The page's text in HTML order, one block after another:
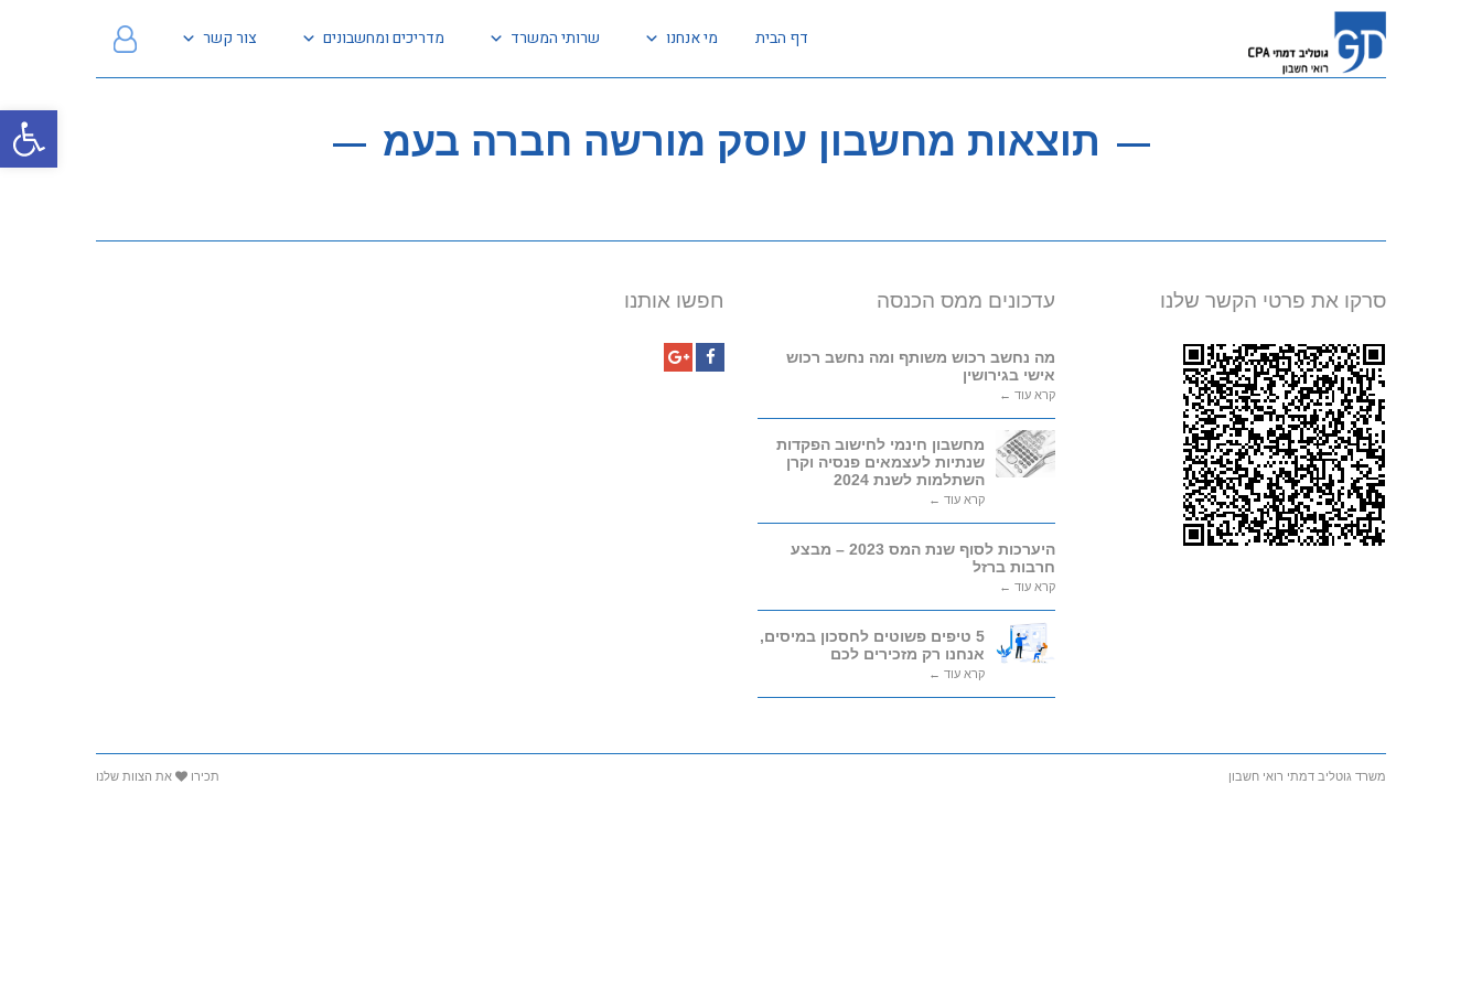
דף הבית מי אנחנו שרותי המשרד מדריכים ומחשבונים צור קשר
תוצאות מחשבון עוסק מורשה חברה בעמ
סרקו את פרטי הקשר שלנו עדכונים ממס הכנסה
מה נחשב רכוש משותף ומה נחשב רכוש
אישי בגירושין
קרא עוד ←
מחשבון חינמי לחישוב הפקדות
שנתיות לעצמאים פנסיה וקרן
השתלמות לשנת 2024
קרא עוד ←
היערכות לסוף שנת המס 2023 – מבצע
חרבות ברזל
קרא עוד ←
5 טיפים פשוטים לחסכון במיסים,
אנחנו רק מזכירים לכם
קרא עוד ←
חפשו אותנו
משרד גוטליב דמתי רואי חשבון תכירו את הצוות שלנו